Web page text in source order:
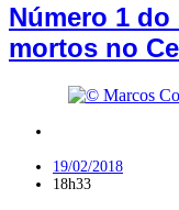
Número 1 do
mortos no
19/02/2018
18h33